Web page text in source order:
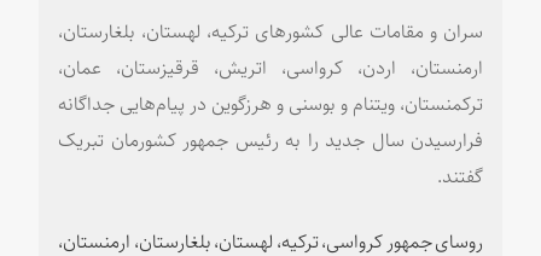
سران و مقامات عالی کشورهای ترکیه، لهستان، بلغارستان،
ارمنستان، اردن، کرواسی، اتریش، قرقیزستان، عمان،
ترکمنستان، ویتنام و بوسنی و هرزگوین در پیام‌هایی جداگانه
فرارسیدن سال جدید را به رئیس جمهور کشورمان تبریک
گفتند.
روسای جمهور کرواسی، ترکیه، لهستان، بلغارستان، ارمنستان،